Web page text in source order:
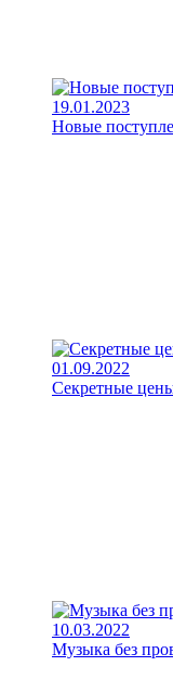
19.01.2023
Новые
01.09.2022
Секретные
10.03.2022
Музыка без